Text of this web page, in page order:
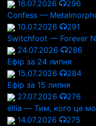
16.07.2026
296
Confess —
10.07.2026
291
Switchfoot — Forever
24.07.2026
286
Ефір за 24 липня
15.07.2026
284
Ефір за 15 липня
27.07.2026
276
éllia — Тим, кого це
14.07.2026
275